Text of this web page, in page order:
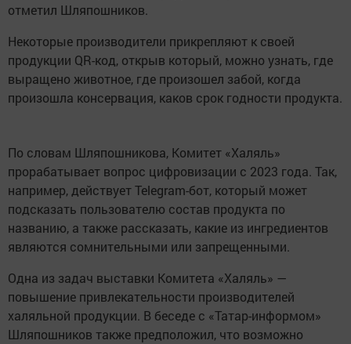
отметил Шляпошников.
Некоторые производители прикрепляют к своей
продукции QR-код, открыв который, можно узнать, где
выращено животное, где произошел забой, когда
произошла консервация, каков срок годности продукта.
По словам Шляпошникова, Комитет «Халяль»
прорабатывает вопрос цифровизации с 2023 года. Так,
например, действует Telegram-бот, который может
подсказать пользователю состав продукта по
названию, а также рассказать, какие из ингредиентов
являются сомнительными или запрещенными.
Одна из задач выставки Комитета «Халяль» —
повышение привлекательности производителей
халяльной продукции. В беседе с «Татар-информом»
Шляпошников также предположил, что возможно